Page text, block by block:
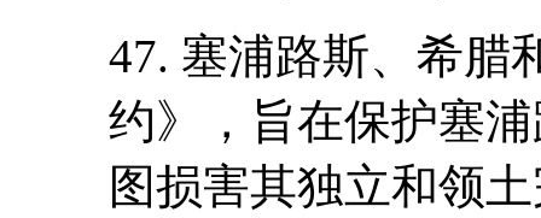
47. 塞浦路斯、希腊
约》，旨在保护塞
图损害其独立和领